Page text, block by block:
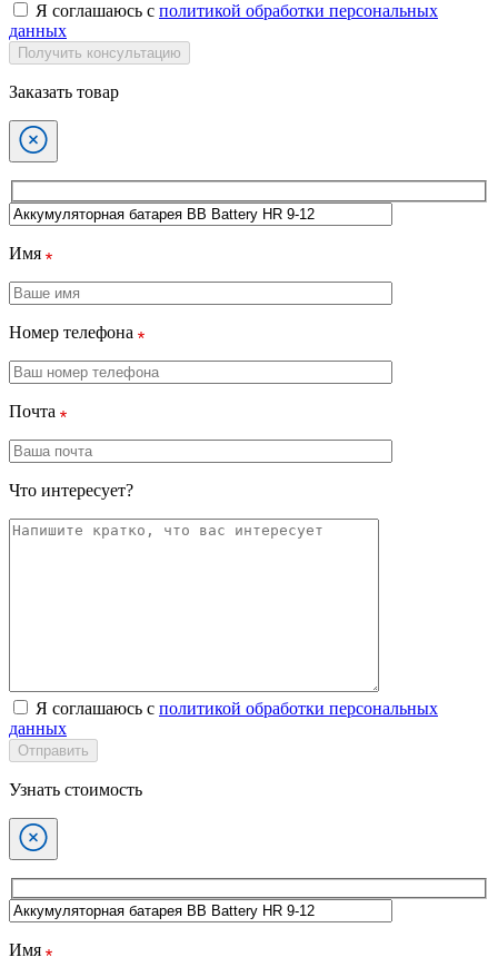
Я соглашаюсь с политикой обработки персональных
данных
Получить консультацию
Заказать товар
Имя
Номер телефона
Почта
Что интересует?
Я соглашаюсь с политикой обработки персональных
данных
Отправить
Узнать стоимость
Имя